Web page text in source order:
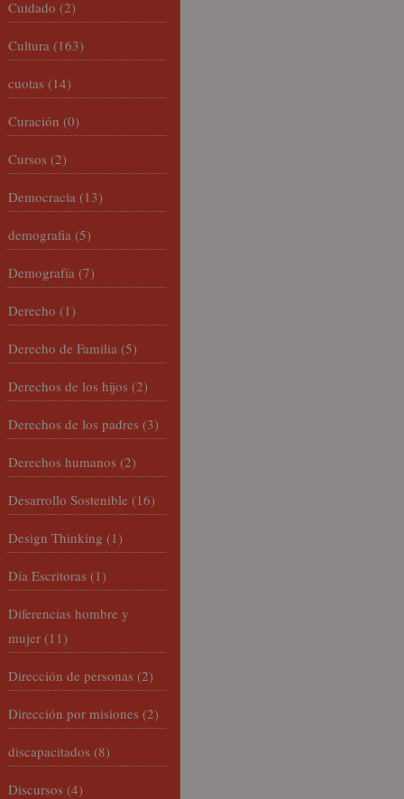
Cuidado (2)
Cultura (163)
cuotas (14)
Curación (0)
Cursos (2)
Democracia (13)
demografia (5)
Demografía (7)
Derecho (1)
Derecho de Familia (5)
Derechos de los hijos (2)
Derechos de los padres (3)
Derechos humanos (2)
Desarrollo Sostenible (16)
Design Thinking (1)
Día Escritoras (1)
Diferencias hombre y
mujer (11)
Dirección de personas (2)
Dirección por misiones (2)
discapacitados (8)
Discursos (4)